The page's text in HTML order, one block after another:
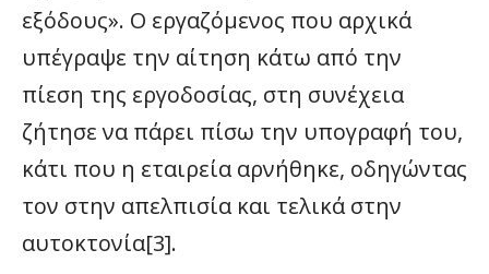
εξόδους». Ο εργαζόμενος που αρχικά
υπέγραψε την αίτηση κάτω από την
πίεση της εργοδοσίας, στη συνέχεια
ζήτησε να πάρει πίσω την υπογραφή του,
κάτι που η εταιρεία αρνήθηκε, οδηγώντας
τον στην απελπισία και τελικά στην
αυτοκτονία[3].